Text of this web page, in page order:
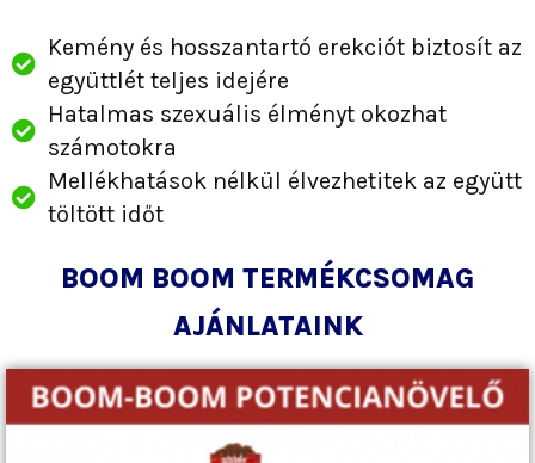
Kemény és hosszantartó erekciót biztosít az
együttlét teljes idejére
Hatalmas szexuális élményt okozhat
számotokra
Mellékhatások nélkül élvezhetitek az együtt
töltött időt
BOOM BOOM TERMÉKCSOMAG
AJÁNLATAINK